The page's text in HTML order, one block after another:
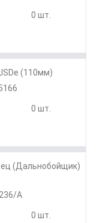
0 шт.
(110мм)
0 шт.
(Дальнобойщик)
А
0 шт.